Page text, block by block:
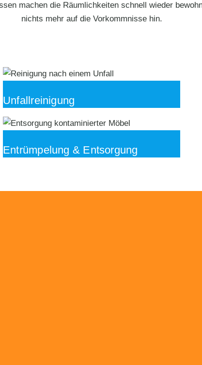
machen die Räumlichkeiten schnell wieder
nichts mehr auf die Vorkommnisse hin.
Unfallreinigung
Entrümpelung & Entsorgung